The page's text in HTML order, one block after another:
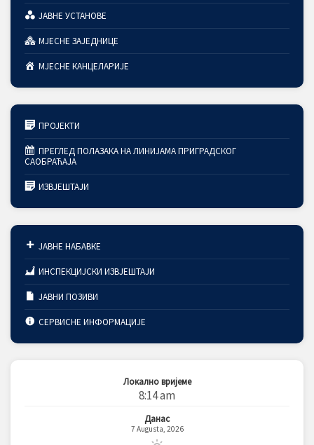
ЈАВНЕ УСТАНОВЕ
МЈЕСНЕ ЗАЈЕДНИЦЕ
МЈЕСНЕ КАНЦЕЛАРИЈЕ
ПРОЈЕКТИ
ПРЕГЛЕД ПОЛАЗАКА НА ЛИНИЈАМА ПРИГРАДСКОГ
САОБРАЋАЈА
ИЗВЈЕШТАЈИ
ЈАВНЕ НАБАВКЕ
ИНСПЕКЦИЈСКИ ИЗВЈЕШТАЈИ
ЈАВНИ ПОЗИВИ
СЕРВИСНЕ ИНФОРМАЦИЈЕ
Локално вријеме
8:14 am
Данас
7 Augusta, 2026